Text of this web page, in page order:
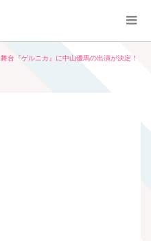
舞台『ゲルニカ』に中山優馬の出演が決定！